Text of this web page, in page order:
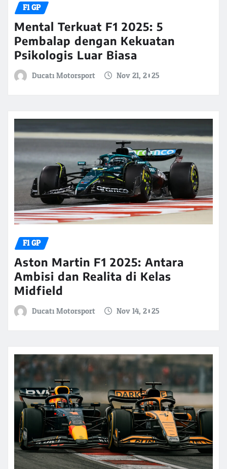
F1 GP
Mental Terkuat F1 2025: 5
Pembalap dengan Kekuatan
Psikologis Luar Biasa
Ducati Motorsport Nov 21, 2025
F1 GP
Aston Martin F1 2025: Antara
Ambisi dan Realita di Kelas
Midfield
Ducati Motorsport Nov 14, 2025